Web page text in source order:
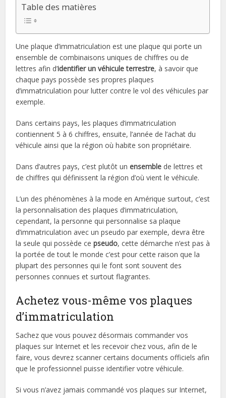
Table des matières
Une plaque d’immatriculation est une plaque qui porte un
ensemble de combinaisons uniques de chiffres ou de
lettres afin d’identifier un véhicule terrestre, à savoir que
chaque pays possède ses propres plaques
d’immatriculation pour lutter contre le vol des véhicules par
exemple.
Dans certains pays, les plaques d’immatriculation
contiennent 5 à 6 chiffres, ensuite, l’année de l’achat du
véhicule ainsi que la région où habite son propriétaire.
Dans d’autres pays, c’est plutôt unensemble de lettres et
de chiffres qui définissent la région d’où vient le véhicule.
L’un des phénomènes à la mode en Amérique surtout, c’est
la personnalisation des plaques d’immatriculation,
cependant, la personne qui personnalise sa plaque
d’immatriculation avec un pseudo par exemple, devra être
la seule qui possède cepseudo, cette démarche n’est pas à
la portée de tout le monde c’est pour cette raison que la
plupart des personnes qui le font sont souvent des
personnes connues et surtout flagrantes.
Achetez vous-même vos plaques
d’immatriculation
Sachez que vous pouvez désormais commander vos
plaques sur Internet et les recevoir chez vous, afin de le
faire, vous devrez scanner certains documents officiels afin
que le professionnel puisse identifier votre véhicule.
Si vous n’avez jamais commandé vos plaques sur Internet,